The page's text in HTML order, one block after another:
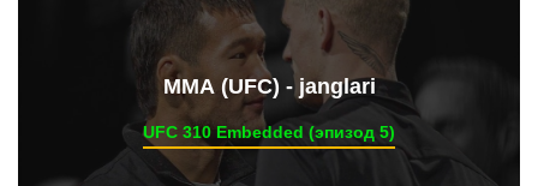
ММА (UFC) - janglari
UFC 310 Embedded (эпизод 5)